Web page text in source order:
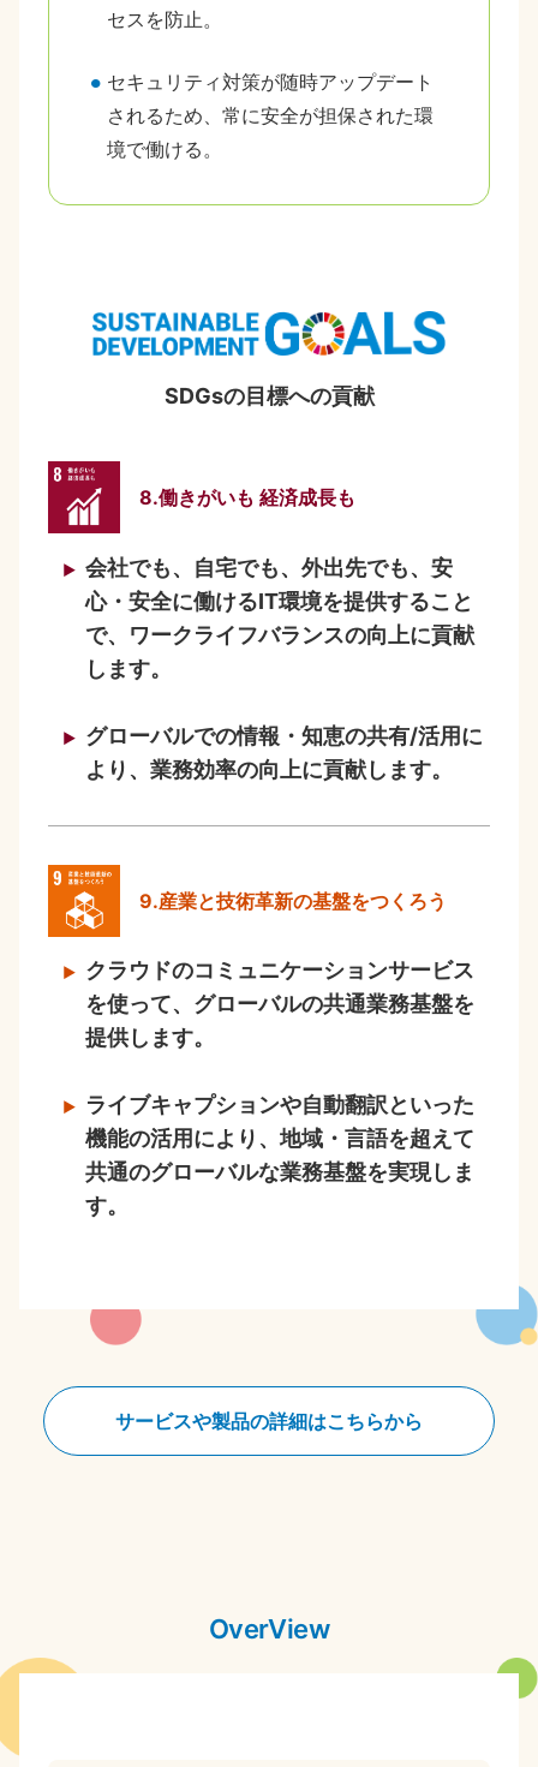
セスを防止。
セキュリティ対策が随時アップデート
されるため、常に安全が担保された環
境で働ける。
SDGsの目標への貢献
8.働きがいも 経済成長も
会社でも、自宅でも、外出先でも、安
心・安全に働けるIT環境を提供すること
で、ワークライフバランスの向上に貢献
します。
グローバルでの情報・知恵の共有/活用に
より、業務効率の向上に貢献します。
9.産業と技術革新の基盤をつくろう
クラウドのコミュニケーションサービス
を使って、グローバルの共通業務基盤を
提供します。
ライブキャプションや自動翻訳といった
機能の活用により、地域・言語を超えて
共通のグローバルな業務基盤を実現しま
す。
サービスや製品の詳細はこちらから
OverView